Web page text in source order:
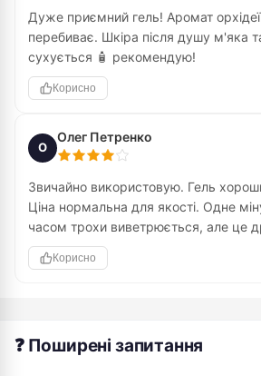
Дуже приємний гель! Аромат
перебиває. Шкіра після душу м'яка
сухується 🧴 рекомендую!
Корисно
О
Олег Петренко
Звичайно використовую. Гель
Ціна нормальна для якості. Одне
часом трохи виветрюється, але це
Корисно
❓ Поширені запитання